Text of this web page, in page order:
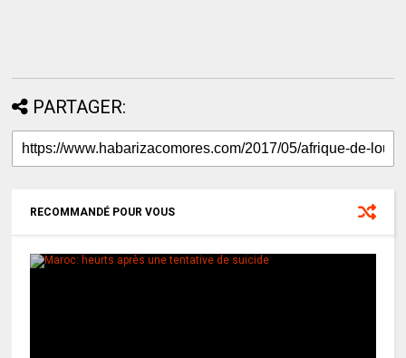
PARTAGER:
RECOMMANDÉ POUR VOUS